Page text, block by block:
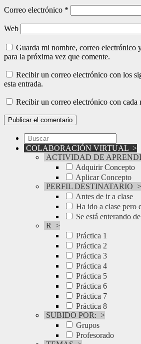
Correo electrónico *
Web
Guarda mi nombre, correo electrónico
para la próxima vez que comente.
Recibir un correo electrónico con los
esta entrada.
Recibir un correo electrónico con cada
COLABORACIÓN VIRTUAL >
ACTIVIDAD DE
Adquirir Concepto
Aplicar Concepto
PERFIL DESTINATARIO >
Antes de ir a clase
Ha ido a clase pero
Se está enterando
R
>
Práctica 1
Práctica 2
Práctica 3
Práctica 4
Práctica 5
Práctica 6
Práctica 7
Práctica 8
SUBIDO POR: >
Grupos
Profesorado